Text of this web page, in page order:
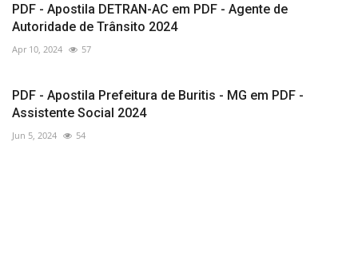
PDF - Apostila DETRAN-AC em PDF - Agente de
Autoridade de Trânsito 2024
Apr 10, 2024 57
PDF - Apostila Prefeitura de Buritis - MG em PDF -
Assistente Social 2024
Jun 5, 2024 54